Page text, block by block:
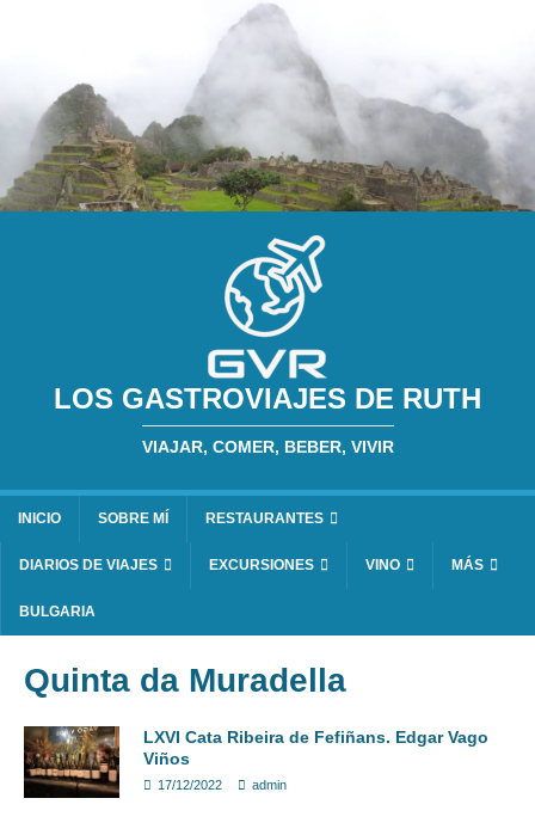
LOS GASTROVIAJES DE RUTH
VIAJAR, COMER, BEBER, VIVIR
INICIO SOBRE MÍ RESTAURANTES
DIARIOS DE VIAJES EXCURSIONES VINO MÁS
BULGARIA
Quinta da Muradella
LXVI Cata Ribeira de Fefiñans. Edgar Vago
Viños
17/12/2022 admin